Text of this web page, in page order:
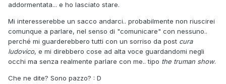
addormentata... e ho lasciato stare.
Mi interesserebbe un sacco andarci.. probabilmente non riuscirei
comunque a parlare, nel senso di "comunicare" con nessuno..
perché mi guarderebbero tutti con un sorriso da post cura
ludovico, e mi direbbero cose ad alta voce guardandomi negli
occhi ma senza realmente parlare con me.. tipo the truman show.
Che ne dite? Sono pazzo? : D